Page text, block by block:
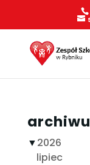
▼2026
lipiec